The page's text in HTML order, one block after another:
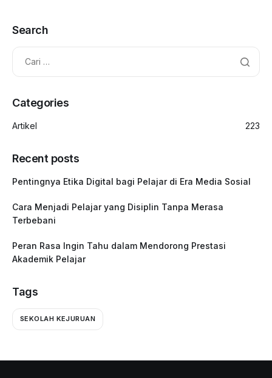
Search
Categories
Artikel 223
Recent posts
Pentingnya Etika Digital bagi Pelajar di Era Media Sosial
Cara Menjadi Pelajar yang Disiplin Tanpa Merasa
Terbebani
Peran Rasa Ingin Tahu dalam Mendorong Prestasi
Akademik Pelajar
Tags
SEKOLAH KEJURUAN